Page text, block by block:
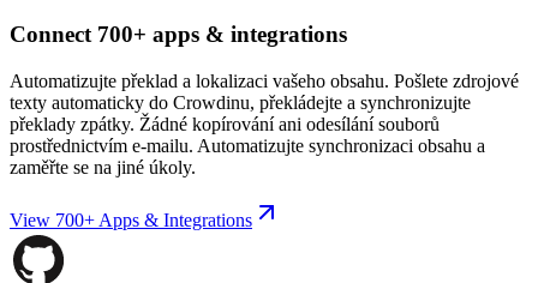
Connect 700+ apps & integrations
Automatizujte překlad a lokalizaci vašeho obsahu. Pošlete zdrojové
texty automaticky do Crowdinu, překládejte a synchronizujte
překlady zpátky. Žádné kopírování ani odesílání souborů
prostřednictvím e-mailu. Automatizujte synchronizaci obsahu a
zaměřte se na jiné úkoly.
View 700+ Apps & Integrations